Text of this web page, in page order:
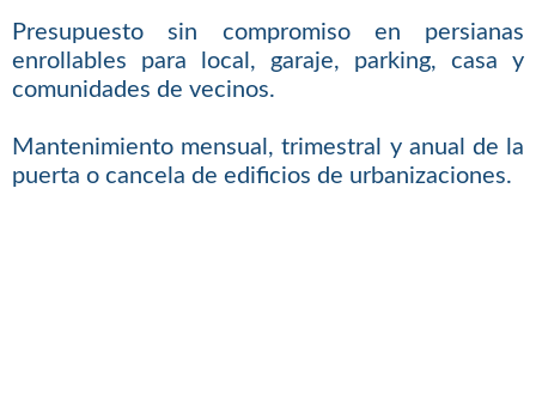
Presupuesto sin compromiso en persianas
enrollables para local, garaje, parking, casa y
comunidades de vecinos.
Mantenimiento mensual, trimestral y anual de la
puerta o cancela de edificios de urbanizaciones.